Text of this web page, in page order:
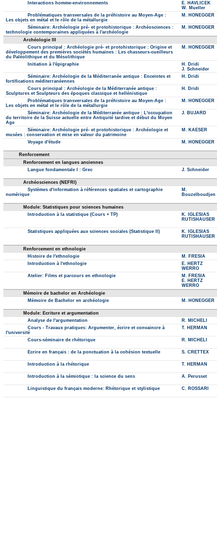
Interactions homme-environnements
E. HAVLICEK
W. Mueller
Problématiques transversales de la préhistoire au Moyen-Age :
Les objets en métal et le rôle de la métallurgie
M. HONEGGER
Séminaire: Archéologie pré- et protohistorique : Archéosciences :
technologie contemporaines appliquées à l'archéologie
M. HONEGGER
Archéologie III
Cours principal : Archéologie pré- et protohistorique : Origine et
développement des premières sociétés humaines : Les chasseurs-cueilleurs
du Paléolithique et du Mésolithique
M. HONEGGER
Initiation à l'épigraphie
H. Dridi
J. Schneider
Séminaire: Archéologie de la Méditerranée antique : Enceintes et
fortifications méditerranéennes
H. Dridi
Cours principal : Archéologie de la Méditerranée antique :
Sculptures et Sculpteurs des époques classique et hellénistique
H. Dridi
Problématiques transversales de la préhistoire au Moyen-Age :
Les objets en métal et le rôle de la métallurgie
M. HONEGGER
Séminaire: Archéologie de la Méditerranée antique : L'occupation
du territoire de la Suisse actuelle entre Antiquité tardive et début du Moyen
Age
J. BUJARD
Séminaire: Archéologie pré- et protohistorique : Archéologie et
musées : conservation et mise en valeur du patrimoine
M. KAESER
Voyage d'étude M. HONEGGER
Renforcement
Renforcement en langues anciennes
Langue fondamentale I : Grec
J. Schneider
Archéosciences (NEFRI)
Systèmes d'information à références spatiales et cartographie
numérique
M.
Bouzelboudjen
Module: Statistiques pour sciences humaines
Introduction à la statistique (Cours + TP)
K. IGLESIAS
RUTISHAUSER
Statistiques appliquées aux sciences sociales (Statistique II)
K. IGLESIAS
RUTISHAUSER
Renforcement en ethnologie
Histoire de l'ethnologie
M. FRESIA
Introduction à l'ethnologie
E. HERTZ
WERRO
Atelier: Films et parcours en ethnologie
M. FRESIA
E. HERTZ
WERRO
Mémoire de bachelor en Archéologie
Mémoire de Bachelor en archéologie
M. HONEGGER
Module: Ecriture et argumentation
Analyse de l'argumentation
R. MICHELI
Cours - Travaux pratiques: Argumenter, écrire et convaincre à
l'université
T. HERMAN
Cours-séminaire de rhétorique R. MICHELI
Ecrire en français : de la ponctuation à la cohésion textuelle S. CRETTEX
Introduction à la rhétorique T. HERMAN
Introduction à la sémiotique : la science du sens A. Perusset
Linguistique du français moderne: Rhétorique et stylistique C. ROSSARI